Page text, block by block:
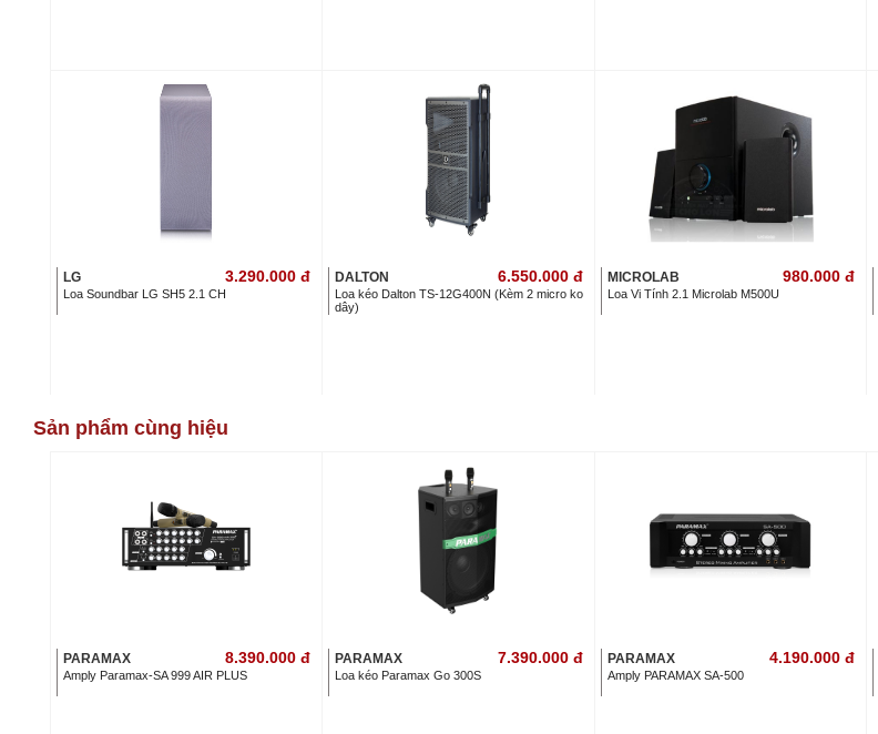
LG 3.290.000 đ
Loa Soundbar LG SH5 2.1 CH
DALTON 6.550.000 đ
Loa kéo Dalton TS-12G400N (Kèm 2 micro ko
dây)
MICROLAB 980.000 đ
Loa Vi Tính 2.1 Microlab M500U
Sản phẩm cùng hiệu
PARAMAX 8.390.000 đ
Amply Paramax-SA 999 AIR PLUS
PARAMAX 7.390.000 đ
Loa kéo Paramax Go 300S
PARAMAX 4.190.000 đ
Amply PARAMAX SA-500